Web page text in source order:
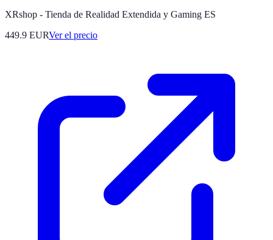
XRshop - Tienda de Realidad Extendida y Gaming ES
449.9 EURVer el precio